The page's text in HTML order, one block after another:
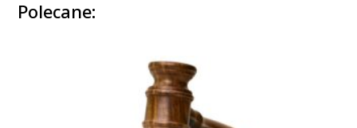
Polecane: